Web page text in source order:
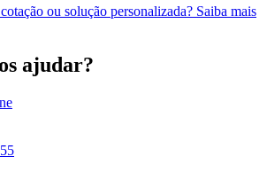
ou solução personalizada? Saiba mais
ajudar?